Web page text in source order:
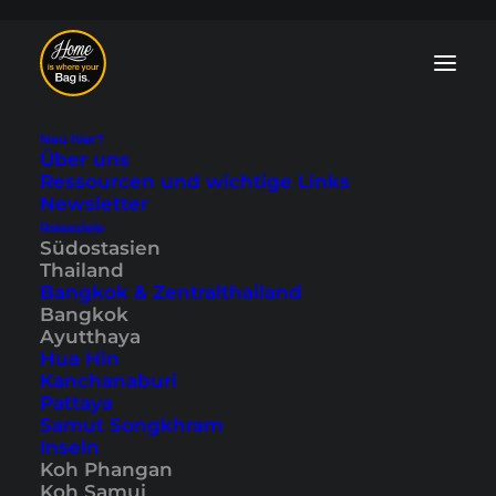
Neu hier?
Über uns
Ressourcen und wichtige Links
Newsletter
Reiseziele
Südostasien
Thailand
Bangkok & Zentralthailand
Bangkok
Ayutthaya
Hua Hin
Kanchanaburi
Pattaya
Samut Songkhram
Inseln
Koh Phangan
Koh Samui
Thailand Reiseroute:
Rundreise in 4
Zuletzt aktualisiert: 10. September 2025
Bangkok,Chiang Mai
Samui